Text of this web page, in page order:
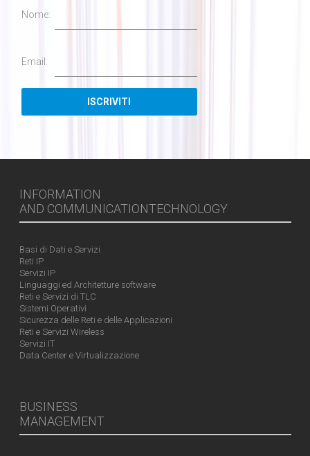
Nome:
Email:
INFORMATION
AND COMMUNICATIONTECHNOLOGY
Basi di Dati e Servizi
Reti IP
Servizi IP
Linguaggi ed Architetture software
Reti e Servizi di TLC
Sistemi Operativi
Sicurezza delle Reti e delle Applicazioni
Reti e Servizi Wireless
Servizi IT
Data Center e Virtualizzazione
BUSINESS
MANAGEMENT